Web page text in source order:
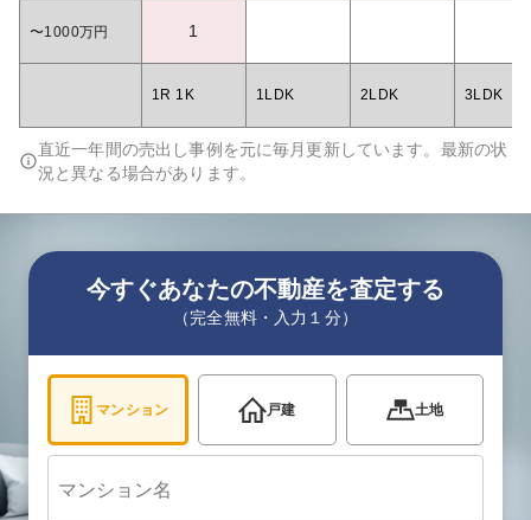
〜1000万円 1
1R 1K 1LDK 2LDK 3LDK
直近一年間の売出し事例を元に毎月更新しています。最新の状
況と異なる場合があります。
今すぐあなたの不動産を査定する
（完全無料・入力１分）
マンション 戸建 土地